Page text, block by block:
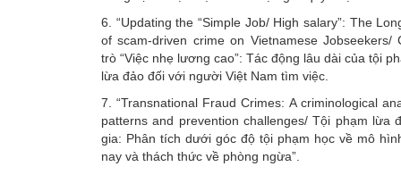
6. “Updating the “Simple Job/ High salary”: The
of scam-driven crime on Vietnamese Jobseekers/
trò “Việc nhẹ lương cao”: Tác động lâu dài của tội
lừa đảo đối với người Việt Nam tìm việc.
7. “Transnational Fraud Crimes: A criminological
patterns and prevention challenges/ Tội phạm lừa
gia: Phân tích dưới góc độ tội phạm học về mô
nay và thách thức về phòng ngừa”.